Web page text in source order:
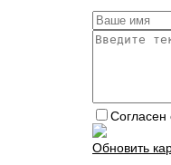
Согласен
Обновить